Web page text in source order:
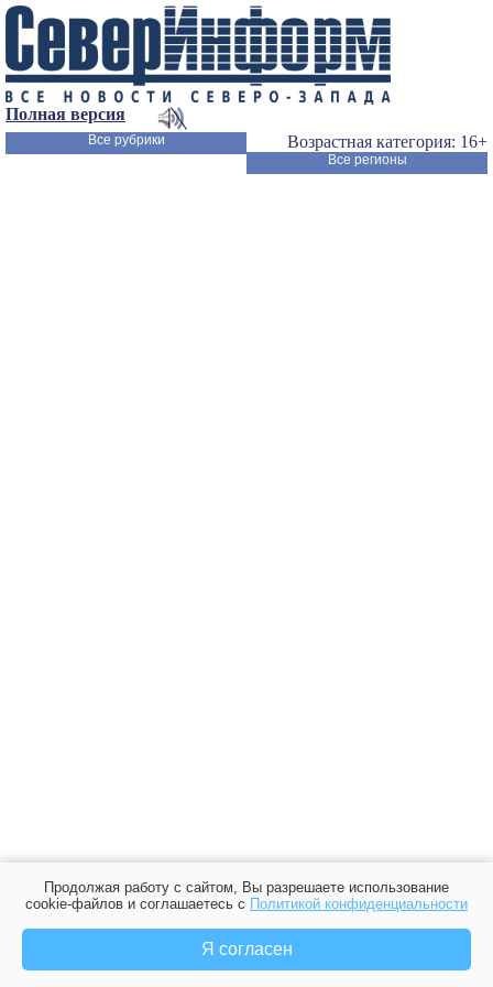
Полная версия
Возрастная категория: 16+
Все рубрики
Все регионы
Продолжая работу с сайтом, Вы разрешаете использование
cookie-файлов и соглашаетесь с Политикой конфиденциальности
Я согласен